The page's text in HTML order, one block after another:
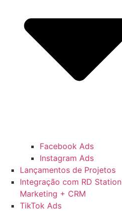
Facebook Ads
Instagram Ads
Lançamentos de Projetos
Integração com RD Station
Marketing + CRM
TikTok Ads